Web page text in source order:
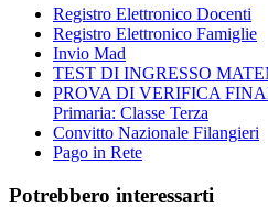
Registro Elettronico Docenti
Registro Elettronico Famiglie
Invio Mad
TEST DI INGRESSO
PROVA DI VERIFICA
Primaria: Classe Terza
Convitto Nazionale Filangieri
Pago in Rete
Potrebbero interessarti